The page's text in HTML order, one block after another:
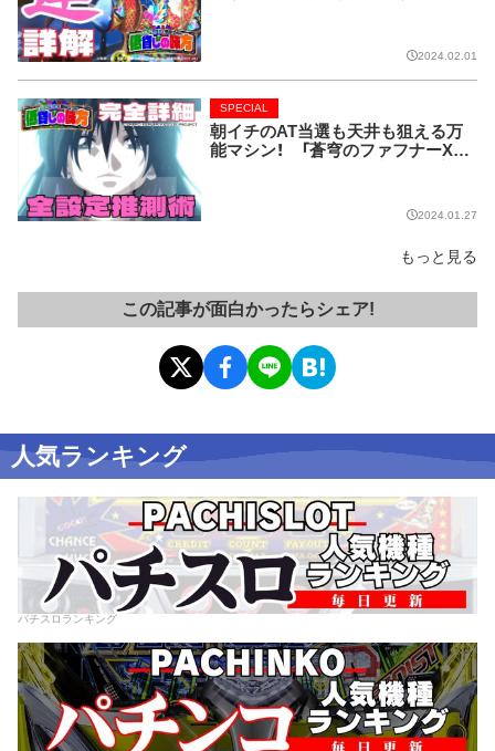
2024.02.01
朝イチのAT当選も天井も狙える万
能マシン！ 「蒼穹のファフナーXE
SPECIAL
2024.01.27
もっと見る
この記事が面白かったらシェア!
人気ランキング
パチスロランキング